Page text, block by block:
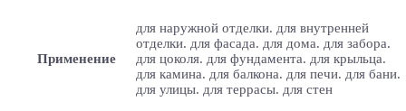
Применение
для наружной отделки. для внутренней
отделки. для фасада. для дома. для забора.
для цоколя. для фундамента. для крыльца.
для камина. для балкона. для печи. для бани.
для улицы. для террасы. для стен